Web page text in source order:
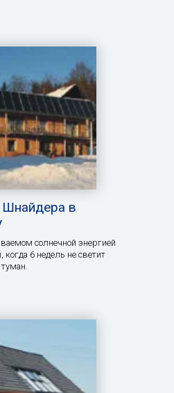
в
солнечной энергией
6 недель не светит